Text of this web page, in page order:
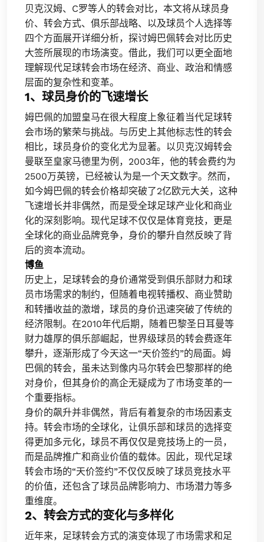
贝克汉姆、C罗等人的转会对比，本文将从球员身
价、转会方式、俱乐部战略、以及球员个人选择等
四个方面展开详细分析，探讨姆巴佩转会对比历史
大签所展现的市场演变。借此，我们可以更全面地
理解现代足球转会市场在经济、商业、政治和情感
层面的复杂性和变革。
1、球员身价的飞速增长
姆巴佩的加盟皇马在很大程度上象征着当代足球转
会市场的繁荣与挑战。与历史上其他标志性的转会
相比，球员身价的变化尤为显著。以贝克汉姆转会
曼联至皇家马德里为例，2003年，他的转会费约为
2500万英镑，已经被认为是一个天文数字。然而，
如今姆巴佩的转会价格却突破了2亿欧元大关，这种
飞速增长并非偶然，而是受全球足球产业化和商业
化的深刻影响。现代足球不仅仅是体育竞技，更是
全球化的商业品牌竞争，身价的攀升自然反映了背
后的资本流动。
博鱼
历史上，足球转会的身价通常受到俱乐部财力和球
员市场需求的制约，但随着电视转播权、商业赞助
和转播收益的激增，球员的身价迅速突破了传统的
经济限制。在2010年代后期，随着巴黎圣日耳曼等
财力雄厚的俱乐部崛起，世界级球员的转会费逐年
攀升，逐渐形成了今天这一“天价签约”的局面。姆
巴佩的转会，虽未达到像内马尔转会巴黎那样的绝
对身价，但其身价的高企无疑成为了市场变革的一
个重要指标。
身价的飙升并非偶然，背后有着复杂的市场因素支
持。转会市场的全球化，让俱乐部和球员的选择变
得更加多元化，球员不再仅仅是竞技场上的一员，
而是品牌推广和商业价值的载体。因此，现代足球
转会市场的“天价签约”不仅仅反映了球员竞技水平
的价值，还包含了球员品牌影响力、市场潜力等多
重维度。
2、转会方式的变化与多样化
近年来，足球转会方式的演变体现了市场需求和足